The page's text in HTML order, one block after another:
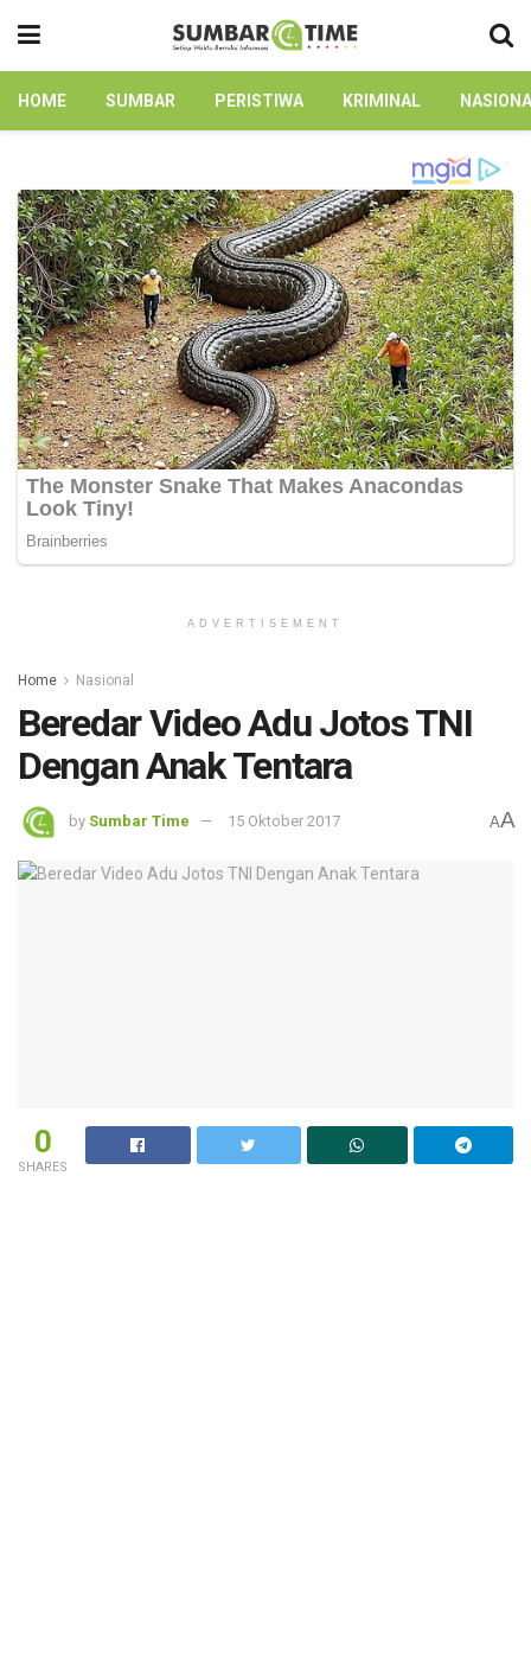
HOME SUMBAR PERISTIWA KRIMINAL
ADVERTISEMENT
Home Nasional
Beredar Video Adu Jotos TNI
Dengan Anak Tentara
by Sumbar Time 15 Oktober 2017 AA
0
SHARES